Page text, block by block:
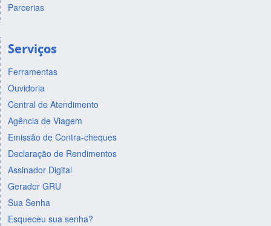
Parcerias
Serviços
Ferramentas
Ouvidoria
Central de Atendimento
Agência de Viagem
Emissão de Contra-cheques
Declaração de Rendimentos
Assinador Digital
Gerador GRU
Sua Senha
Esqueceu sua senha?